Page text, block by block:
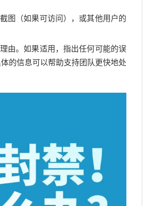
图（如果可访问），或其他用户的
由。如果适用，指出任何可能的误
的信息可以帮助支持团队更快地处